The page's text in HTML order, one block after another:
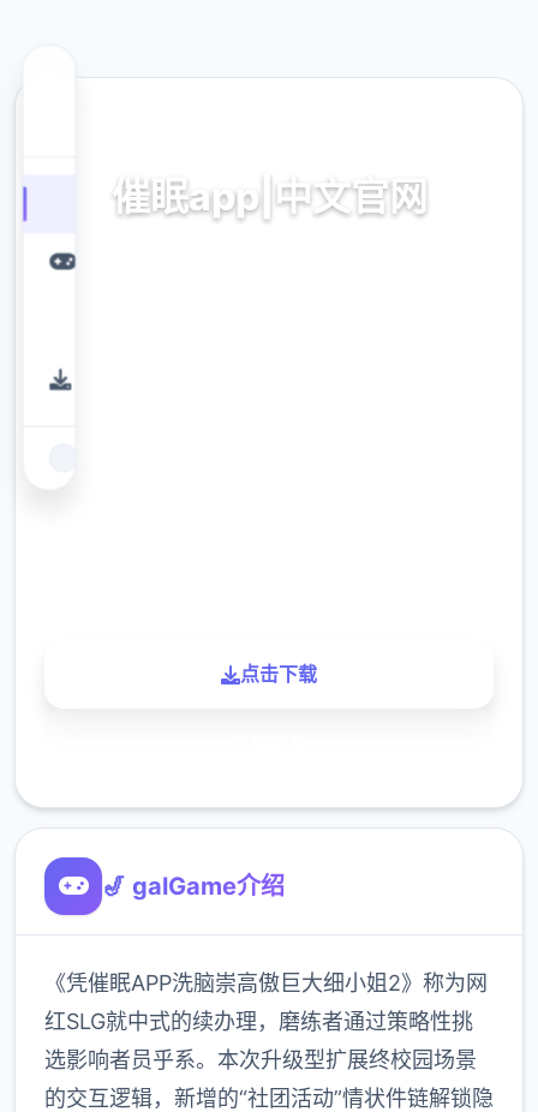
催眠app|中文官网
点击下载
🎷 galGame介绍
《凭催眠APP洗脑崇高傲巨大细小姐2》称为网
红SLG就中式的续办理，磨练者通过策略性挑
选影响者员乎系。本次升级型扩展终校园场景
的交互逻辑，新增的“社团活动”情状件链解锁隐